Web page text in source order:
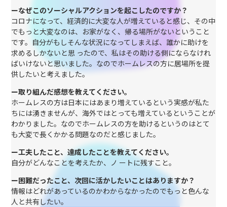
ーなぜこのソーシャルアクションを起こしたのですか？
コロナになって、経済的に大変な人が増えていると感じ、その中
でもっと大変なのは、お家がなく、帰る場所がないということ
です。自分がもしそんな状況になってしまえば、誰かに助けを
求めるしかないと思 ったので、私はその助ける側にならなけれ
ばいけないと思いました。なのでホームレスの方に居場所を提
供したいと考えました。
ー取り組んだ感想を教えてください。
ホームレスの方は日本にはあまり増えているという実感が私た
ちには湧きませんが、海外ではとっても増えているということが
わかりました。なのでホームレスの方を助けるというのはとて
も大変で長くかかる問題なのだと感じました。
ー工夫したこと、達成したことを教えてください。
自分がどんなことを考えたか、ノ ートに残すこと。
ー困難だったこと、次回に活かしたいことはありますか？
情報はどれがあっているのかわからなかったのでもっと色んな
人と共有したい。